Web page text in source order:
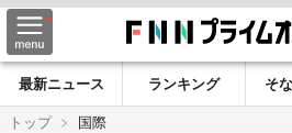
最新ニュース ランキング そ
トップ
国際